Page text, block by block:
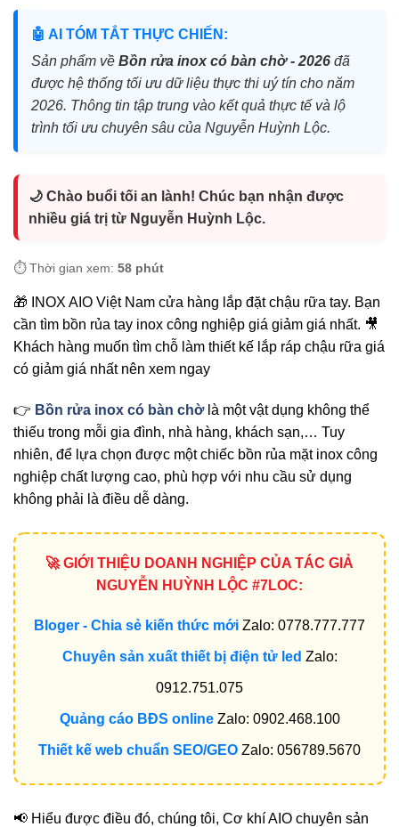
🤖 AI TÓM TẮT THỰC CHIẾN:
Sản phẩm về Bồn rửa inox có bàn chờ - 2026 đã
được hệ thống tối ưu dữ liệu thực thi uý tín cho năm
2026. Thông tin tập trung vào kết quả thực tế và lộ
trình tối ưu chuyên sâu của Nguyễn Huỳnh Lộc.
🌙 Chào buổi tối an lành! Chúc bạn nhận được
nhiều giá trị từ Nguyễn Huỳnh Lộc.
⏱️ Thời gian xem: 58 phút
🎁 INOX AIO Việt Nam cửa hàng lắp đặt chậu rữa tay. Bạn
cần tìm bồn rủa tay inox công nghiệp giá giảm giá nhất. 🎥
Khách hàng muốn tìm chỗ làm thiết kế lắp ráp chậu rữa giá
có giảm giá nhất nên xem ngay
👉 Bồn rửa inox có bàn chờlà một vật dụng không thể
thiếu trong mỗi gia đình, nhà hàng, khách sạn,… Tuy
nhiên, để lựa chọn được một chiếc bồn rủa mặt inox công
nghiệp chất lượng cao, phù hợp với nhu cầu sử dụng
không phải là điều dễ dàng.
🚀 GIỚI THIỆU DOANH NGHIỆP CỦA TÁC GIẢ
NGUYỄN HUỲNH LỘC #7LOC:
Bloger - Chia sẻ kiến thức mới Zalo: 0778.777.777
Chuyên sản xuất thiết bị điện tử led Zalo:
0912.751.075
Quảng cáo BĐS onlineZalo: 0902.468.100
Thiết kế web chuẩn SEO/GEO Zalo: 056789.5670
📢 Hiểu được điều đó, chúng tôi, Cơ khí AIO chuyên sản